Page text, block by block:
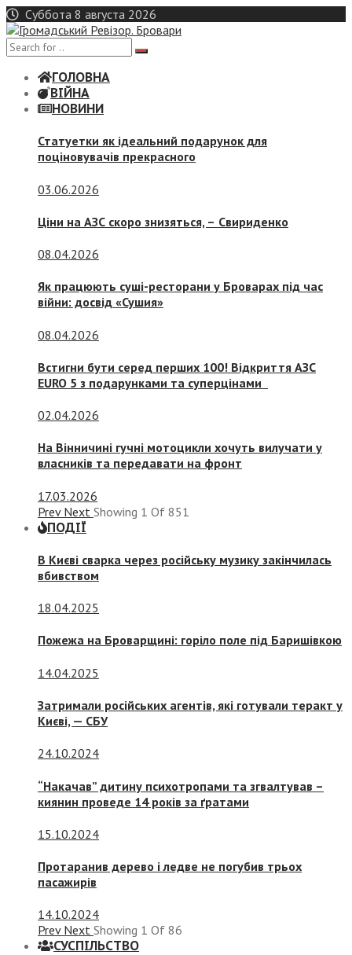
Skip
to
content
Суббота 8 августа 2026
ГОЛОВНА
ВІЙНА
НОВИНИ
Статуетки як ідеальний подарунок для
поціновувачів прекрасного
03.06.2026
Ціни на АЗС скоро знизяться, – Свириденко
08.04.2026
Як працюють суші-ресторани у Броварах під час
війни: досвід «Сушия»
08.04.2026
Встигни бути серед перших 100! Відкриття АЗС
EURO 5 з подарунками та суперцінами
02.04.2026
На Вінничині гучні мотоцикли хочуть вилучати у
власників та передавати на фронт
17.03.2026
Prev Next Showing 1 Of 851
ПОДІЇ
В Києві сварка через російську музику закінчилась
вбивством
18.04.2025
Пожежа на Броварщині: горіло поле під Баришівкою
14.04.2025
Затримали російських агентів, які готували теракт у
Києві, — СБУ
24.10.2024
“Накачав” дитину психотропами та згвалтував –
киянин проведе 14 років за ґратами
15.10.2024
Протаранив дерево і ледве не погубив трьох
пасажирів
14.10.2024
Prev Next Showing 1 Of 86
СУСПIЛЬСТВО